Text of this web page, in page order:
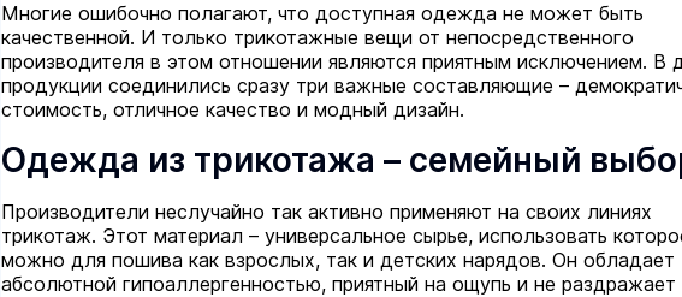
Многие ошибочно полагают, что доступная одежда не может быть
качественной. И только трикотажные вещи от непосредственного
производителя в этом отношении являются приятным исключением. В
продукции соединились сразу три важные составляющие –
стоимость, отличное качество и модный дизайн.
Одежда из трикотажа – семейный
Производители неслучайно так активно применяют на своих линиях
трикотаж. Этот материал – универсальное сырье, использовать
можно для пошива как взрослых, так и детских нарядов. Он обладает
абсолютной гипоаллергенностью, приятный на ощупь и не раздражает